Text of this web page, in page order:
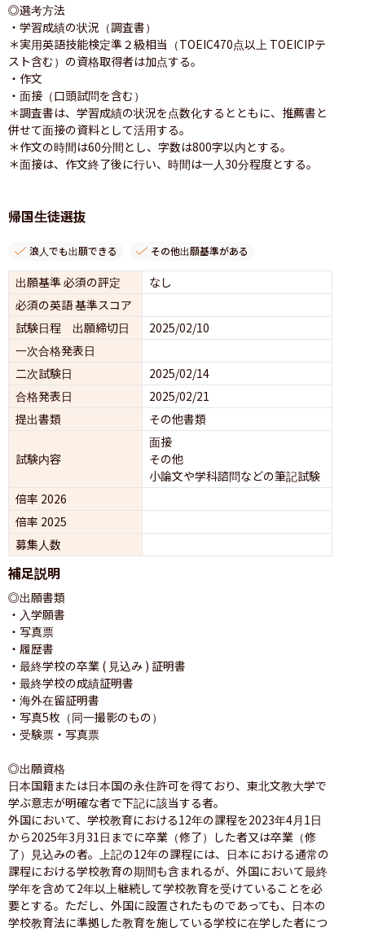
◎選考方法
・学習成績の状況（調査書）
＊実用英語技能検定準２級相当（TOEIC470点以上 TOEICIPテ
スト含む）の資格取得者は加点する。
・作文
・面接（口頭試問を含む）
＊調査書は、学習成績の状況を点数化するとともに、推薦書と
併せて面接の資料として活用する。
＊作文の時間は60分間とし、字数は800字以内とする。
＊面接は、作文終了後に行い、時間は一人30分程度とする。
帰国生徒選抜
浪人でも出願できる その他出願基準がある
出願基準 必須の評定
なし
必須の英語 基準スコア
試験日程 出願締切日
2025/02/10
一次合格発表日
二次試験日
2025/02/14
合格発表日
2025/02/21
提出書類
その他書類
試験内容
面接
その他
小論文や学科諮問などの筆記試験
倍率 2026
倍率 2025
募集人数
補足説明
◎出願書類
・入学願書
・写真票
・履歴書
・最終学校の卒業 ( 見込み ) 証明書
・最終学校の成績証明書
・海外在留証明書
・写真5枚（同一撮影のもの）
・受験票・写真票
◎出願資格
日本国籍または日本国の永住許可を得ており、東北文教大学で
学ぶ意志が明確な者で下記に該当する者。
外国において、学校教育における12年の課程を2023年4月1日
から2025年3月31日までに卒業（修了）した者又は卒業（修
了）見込みの者。上記の12年の課程には、日本における通常の
課程における学校教育の期間も含まれるが、外国において最終
学年を含めて2年以上継続して学校教育を受けていることを必
要とする。ただし、外国に設置されたものであっても、日本の
学校教育法に準拠した教育を施している学校に在学した者につ